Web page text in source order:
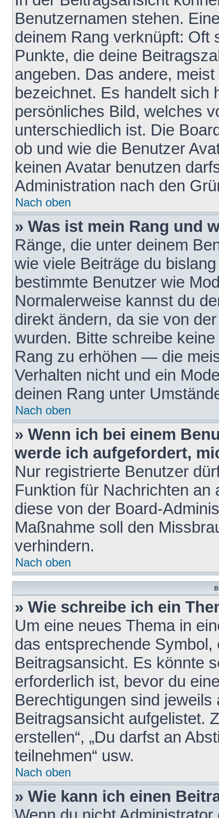
Benutzernamen stehen.
deinem Rang verknüpft: Oft
Punkte, die deine
angeben. Das andere,
bezeichnet. Es handelt sich
persönliches Bild, welches
unterschiedlich ist. Die
ob und wie die Benutzer
keinen Avatar benutzen
Administration nach den
Nach oben
» Was ist mein Rang und
Ränge, die unter deinem
wie viele Beiträge du
bestimmte Benutzer wie
Normalerweise kannst du
direkt ändern, da sie von
wurden. Bitte schreibe
Rang zu erhöhen — die
Verhalten nicht und ein
deinen Rang unter
Nach oben
» Wenn ich bei einem
werde ich aufgefordert,
Nur registrierte Benutzer
Funktion für Nachrichten
diese von der Board-
Maßnahme soll den
verhindern.
Nach oben
» Wie schreibe ich ein
Um eine neues Thema in
das entsprechende
Beitragsansicht. Es könnte
erforderlich ist, bevor du
Berechtigungen sind
Beitragsansicht aufgelistet.
erstellen“, „Du darfst an
teilnehmen“ usw.
Nach oben
» Wie kann ich einen